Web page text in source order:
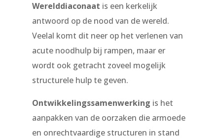
Werelddiaconaat is een kerkelijk
antwoord op de nood van de wereld.
Veelal komt dit neer op het verlenen van
acute noodhulp bij rampen, maar er
wordt ook getracht zoveel mogelijk
structurele hulp te geven.
Ontwikkelingssamenwerking is het
aanpakken van de oorzaken die armoede
en onrechtvaardige structuren in stand